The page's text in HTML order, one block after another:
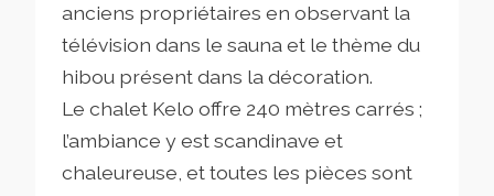
anciens propriétaires en observant la
télévision dans le sauna et le thème du
hibou présent dans la décoration.
Le chalet Kelo offre 240 mètres carrés ;
l’ambiance y est scandinave et
chaleureuse, et toutes les pièces sont